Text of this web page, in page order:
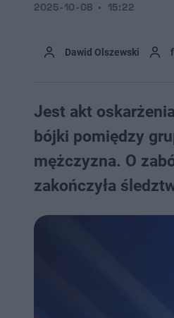
Dawid Olszewski
2025-10-08 15:22
Jest akt
bójki pomiędzy
mężczyzna. O
zakończyła